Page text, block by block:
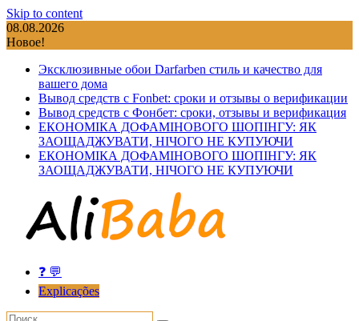
Skip to content
08.08.2026
Новое!
Эксклюзивные обои Darfarben стиль и качество для
вашего дома
Вывод средств с Fonbet: сроки и отзывы о верификации
Вывод средств с Фонбет: сроки, отзывы и верификация
ЕКОНОМІКА ДОФАМІНОВОГО ШОПІНГУ: ЯК
ЗАОЩАДЖУВАТИ, НІЧОГО НЕ КУПУЮЧИ
ЕКОНОМІКА ДОФАМІНОВОГО ШОПІНГУ: ЯК
ЗАОЩАДЖУВАТИ, НІЧОГО НЕ КУПУЮЧИ
❓ 💬
Explicações